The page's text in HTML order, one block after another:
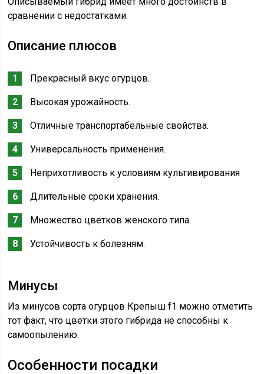
сравнении с недостатками.
Описание плюсов
Прекрасный вкус огурцов.
Высокая урожайность.
Отличные транспортабельные свойства.
Универсальность применения.
Неприхотливость к условиям культивирования
Длительные сроки хранения.
Множество цветков женского типа.
Устойчивость к болезням.
Минусы
Из минусов сорта огурцов Крепыш f1 можно отметить
тот факт, что цветки этого гибрида не способны к
самоопылению.
Особенности посадки